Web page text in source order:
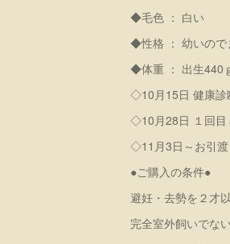
◆毛色 ： 白い
◆性格 ： 幼いので
◆体重 ： 出生440
◇10月15日 健康診
◇10月28日 １回目
◇11月3日～お引
●ご購入の条件●
避妊・去勢を２才
完全室外飼いでない